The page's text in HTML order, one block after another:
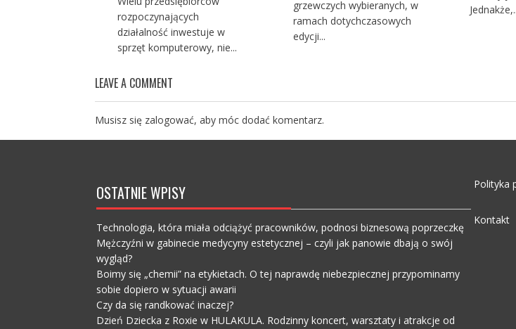
rozpoczynających
działalność inwestuje w
sprzęt komputerowy, nie...
grzewczych wybieranych, w
ramach dotychczasowych
edycji...
LEAVE A COMMENT
Musisz się zalogować, aby móc dodać komentarz.
OSTATNIE WPISY
Technologia, która miała odciążyć pracowników, podnosi biznesową poprzeczkę
Mężczyźni w gabinecie medycyny estetycznej – czyli jak panowie dbają o swój
wygląd?
Boimy się „chemii” na etykietach. O tej naprawdę niebezpiecznej przypominamy
sobie dopiero w sytuacji awarii
Czy da się randkować inaczej?
Dzień Dziecka z Roxie w HULAKULA. Rodzinny koncert, warsztaty i atrakcje od
Polityka
Kontakt